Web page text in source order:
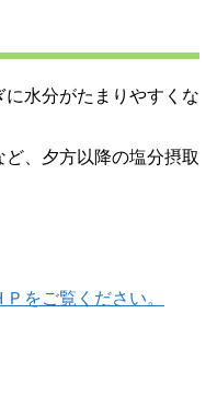
に水分がたまりやすくな
、夕方以降の塩分摂取
をご覧ください。